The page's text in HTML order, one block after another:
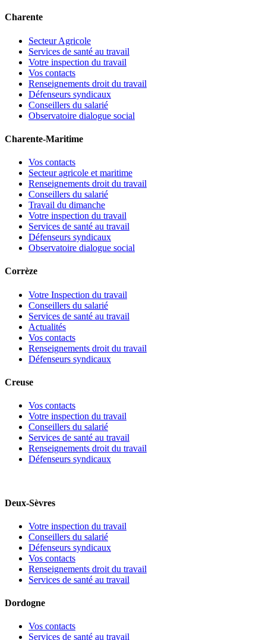
Charente
Secteur Agricole
Services de santé au travail
Votre inspection du travail
Vos contacts
Renseignements droit du travail
Défenseurs syndicaux
Conseillers du salarié
Observatoire dialogue social
Charente-Maritime
Vos contacts
Secteur agricole et maritime
Renseignements droit du travail
Conseillers du salarié
Travail du dimanche
Votre inspection du travail
Services de santé au travail
Défenseurs syndicaux
Observatoire dialogue social
Corrèze
Votre Inspection du travail
Conseillers du salarié
Services de santé au travail
Actualités
Vos contacts
Renseignements droit du travail
Défenseurs syndicaux
Creuse
Vos contacts
Votre inspection du travail
Conseillers du salarié
Services de santé au travail
Renseignements droit du travail
Défenseurs syndicaux
Deux-Sèvres
Votre inspection du travail
Conseillers du salarié
Défenseurs syndicaux
Vos contacts
Renseignements droit du travail
Services de santé au travail
Dordogne
Vos contacts
Services de santé au travail